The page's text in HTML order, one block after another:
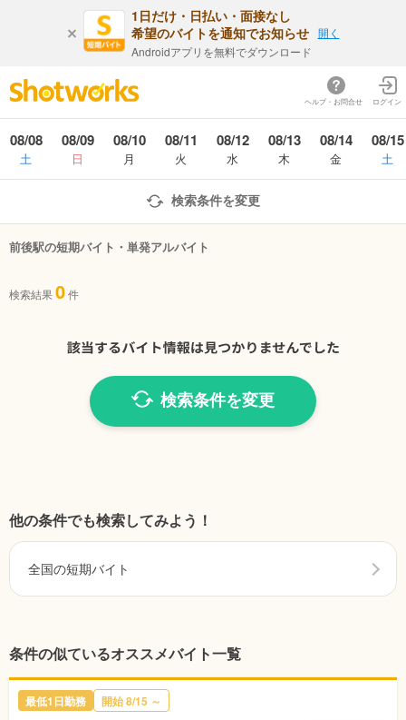
1日だけ・日払い・面接なし
希望のバイトを通知でお知らせ
Androidアプリを無料でダウンロード
開く
ヘルプ・お問合せ ログイン
08/08
土
08/09
日
08/10
月
08/11
火
08/12
水
08/13
木
08/14
金
08/15
土
検索条件を変更
前後駅の短期バイト・単発アルバイト
検索結果0件
検索条件を変更
他の条件でも検索してみよう！
全国の短期バイト
条件の似ているオススメバイト一覧
最低1日勤務 開始8/15 ～